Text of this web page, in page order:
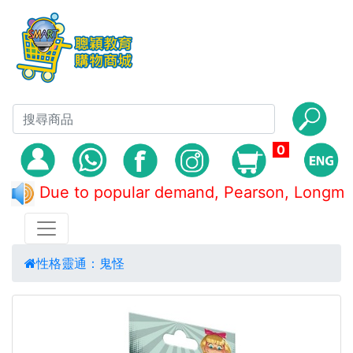
0
Due to popular demand, Pearson, Longman
性格靈通：鬼怪